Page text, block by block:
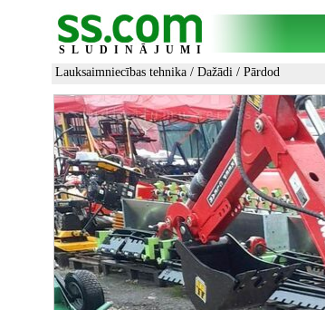
SLUDINĀJUMI
Lauksaimniecības tehnika / Dažādi / Pārdod